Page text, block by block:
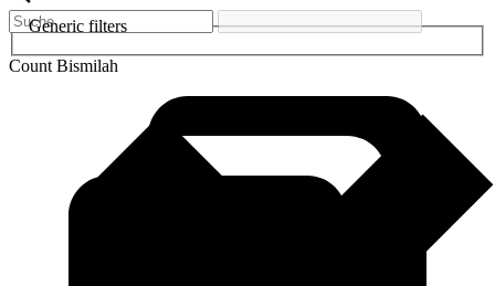
Generic filters
Count Bismilah